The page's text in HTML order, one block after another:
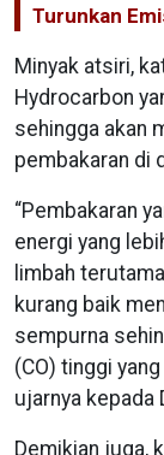
Turunkan
Minyak atsiri,
Hydrocarbon
sehingga akan
pembakaran di
“Pembakaran
energi yang
limbah
kurang baik
sempurna
(CO) tinggi
ujarnya
Demikian juga,